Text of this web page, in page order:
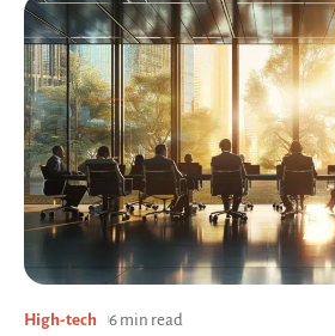
High-tech 6 min read